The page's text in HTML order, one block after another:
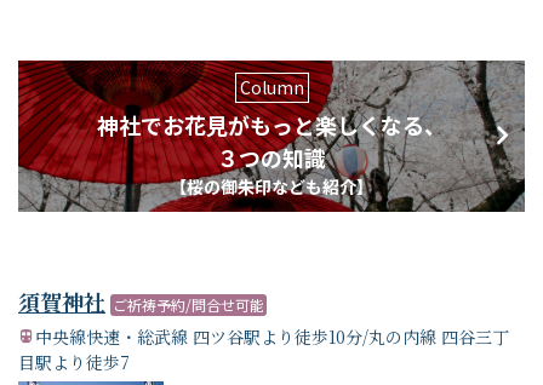
Column
神社でお花見がもっと楽しくなる、
３つの知識
【桜の御朱印なども紹介】
須賀神社 ご祈祷予約/問合せ可能
中央線快速・総武線 四ツ谷駅より徒歩10分/丸の内線 四谷三丁
目駅より徒歩7